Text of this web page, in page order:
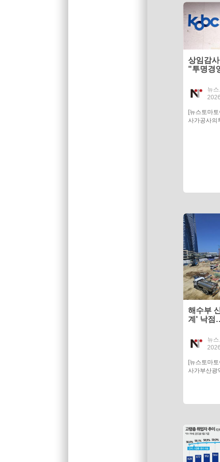
상임감
"투명경
뉴
[뉴스토마
사가공사의
해수부
계' 낙점
뉴
[뉴스토마
사가부산광